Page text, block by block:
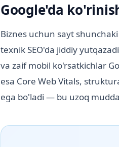
Google'da
Biznes uchun sayt
texnik SEO'da jiddiy
va zaif mobil ko'rsatkichlar
esa Core Web Vitals,
ega bo'ladi — bu uzoq